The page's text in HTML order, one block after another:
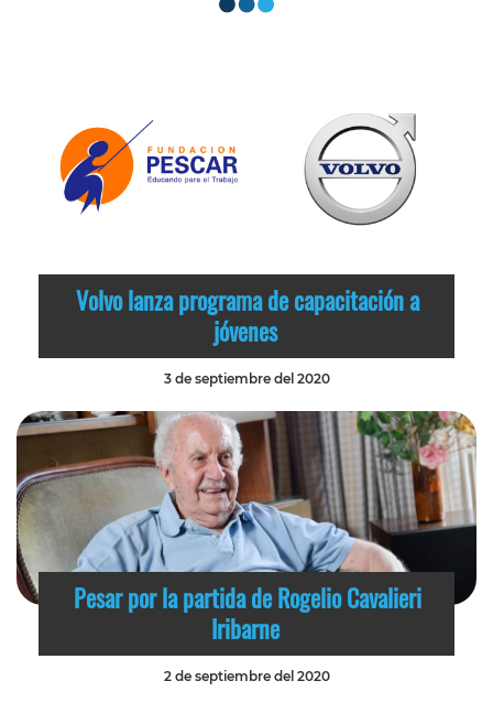
Volvo lanza programa de capacitación a
jóvenes
3 de septiembre del 2020
Pesar por la partida de Rogelio Cavalieri
Iribarne
2 de septiembre del 2020